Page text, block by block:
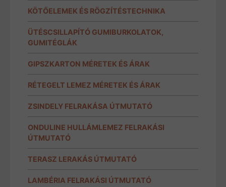
KÖTŐELEMEK ÉS RÖGZÍTÉSTECHNIKA
ÜTÉSCSILLAPÍTÓ GUMIBURKOLATOK,
GUMITÉGLÁK
GIPSZKARTON MÉRETEK ÉS ÁRAK
RÉTEGELT LEMEZ MÉRETEK ÉS ÁRAK
ZSINDELY FELRAKÁSA ÚTMUTATÓ
ONDULINE HULLÁMLEMEZ FELRAKÁSI
ÚTMUTATÓ
TERASZ LERAKÁS ÚTMUTATÓ
LAMBÉRIA FELRAKÁSI ÚTMUTATÓ